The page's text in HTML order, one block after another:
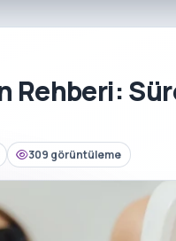
Rehberi:
309 görüntüleme